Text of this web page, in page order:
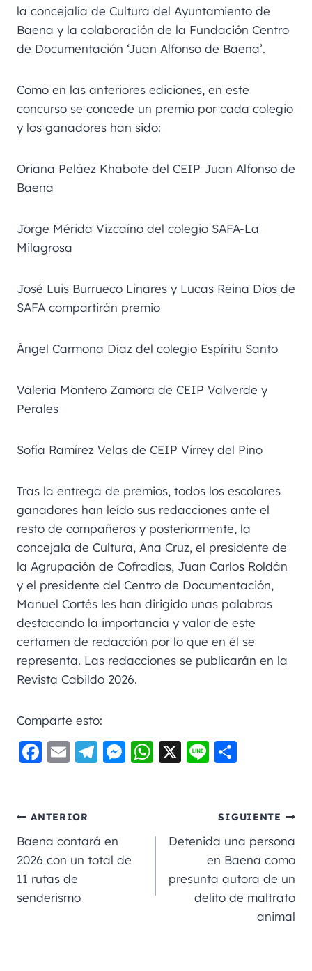
la concejalía de Cultura del Ayuntamiento de
Baena y la colaboración de la Fundación Centro
de Documentación ‘Juan Alfonso de Baena’.
Como en las anteriores ediciones, en este
concurso se concede un premio por cada colegio
y los ganadores han sido:
Oriana Peláez Khabote del CEIP Juan Alfonso de
Baena
Jorge Mérida Vizcaíno del colegio SAFA-La
Milagrosa
José Luis Burrueco Linares y Lucas Reina Dios de
SAFA compartirán premio
Ángel Carmona Díaz del colegio Espíritu Santo
Valeria Montero Zamora de CEIP Valverde y
Perales
Sofía Ramírez Velas de CEIP Virrey del Pino
Tras la entrega de premios, todos los escolares
ganadores han leído sus redacciones ante el
resto de compañeros y posteriormente, la
concejala de Cultura, Ana Cruz, el presidente de
la Agrupación de Cofradías, Juan Carlos Roldán
y el presidente del Centro de Documentación,
Manuel Cortés les han dirigido unas palabras
destacando la importancia y valor de este
certamen de redacción por lo que en él se
representa. Las redacciones se publicarán en la
Revista Cabildo 2026.
Comparte esto:
F
e
b
o
o
k
E
l
Te
m
M
g
W
A
X
Li
p
a
rt
ir
ANTERIOR
Baena contará en
2026 con un total de
11 rutas de
senderismo
SIGUIENTE
Detenida una persona
en Baena como
presunta autora de un
delito de maltrato
animal